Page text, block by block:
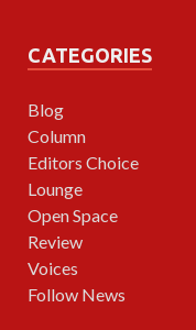
CATEGORIES
Blog
Column
Editors Choice
Lounge
Open Space
Review
Voices
Follow News